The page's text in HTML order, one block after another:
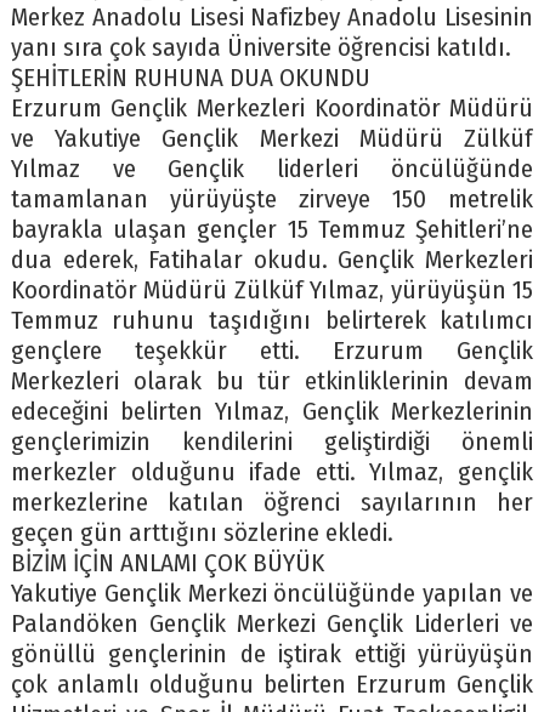
Merkez Anadolu Lisesi Nafizbey Anadolu Lisesinin
yanı sıra çok sayıda Üniversite öğrencisi katıldı.
ŞEHİTLERİN RUHUNA DUA OKUNDU
Erzurum Gençlik Merkezleri Koordinatör Müdürü
ve Yakutiye Gençlik Merkezi Müdürü Zülküf
Yılmaz ve Gençlik liderleri öncülüğünde
tamamlanan yürüyüşte zirveye 150 metrelik
bayrakla ulaşan gençler 15 Temmuz Şehitleri’ne
dua ederek, Fatihalar okudu. Gençlik Merkezleri
Koordinatör Müdürü Zülküf Yılmaz, yürüyüşün 15
Temmuz ruhunu taşıdığını belirterek katılımcı
gençlere teşekkür etti. Erzurum Gençlik
Merkezleri olarak bu tür etkinliklerinin devam
edeceğini belirten Yılmaz, Gençlik Merkezlerinin
gençlerimizin kendilerini geliştirdiği önemli
merkezler olduğunu ifade etti. Yılmaz, gençlik
merkezlerine katılan öğrenci sayılarının her
geçen gün arttığını sözlerine ekledi.
BİZİM İÇİN ANLAMI ÇOK BÜYÜK
Yakutiye Gençlik Merkezi öncülüğünde yapılan ve
Palandöken Gençlik Merkezi Gençlik Liderleri ve
gönüllü gençlerinin de iştirak ettiği yürüyüşün
çok anlamlı olduğunu belirten Erzurum Gençlik